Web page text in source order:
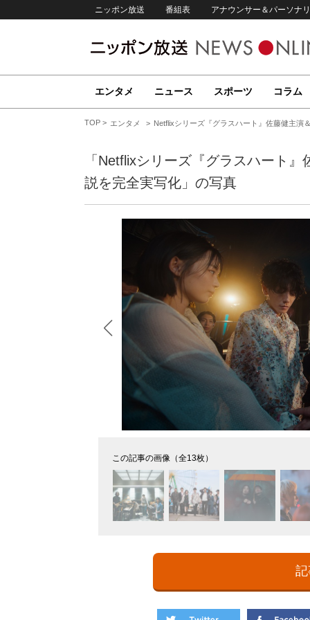
ニッポン放送 番組表 アナウンサー＆パーソナ
エンタメ ニュース スポーツ コラム
TOP エンタメ Netflixシリーズ『グラスハート』佐藤健主演
「Netflixシリーズ『グラスハート
説を完全実写化」の写真
この記事の画像（全13枚）